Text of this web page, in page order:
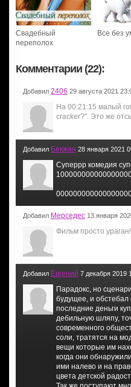
Свадебный
переполох
Все без
Комментарии (22):
Добавил 2406 29 августа 2021
На 00:21:15 малый
cracker?". Это же
Добавил Бекжан 28 января 2021
Суперрр комедия
Добавил Мерседес 13 января
Фильм просто
Добавил Евгений 7 декабря 2019
Парадокс, но
будущее, и обстебал
последние деньги
дебильную шляпу,
современного
соли, тратятся на
вещи которые им
когда они
ими налево и на
цвета детской